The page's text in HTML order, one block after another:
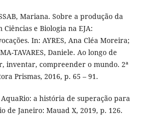
Mariana. Sobre a produção da
e Biologia na EJA:
In: AYRES, Ana Cléa Moreira;
TAVARES, Daniele. Ao longo de
inventar, compreender o mundo. 2ª
Prismas, 2016, p. 65 – 91.
a história de superação para
de Janeiro: Mauad X, 2019, p. 126.